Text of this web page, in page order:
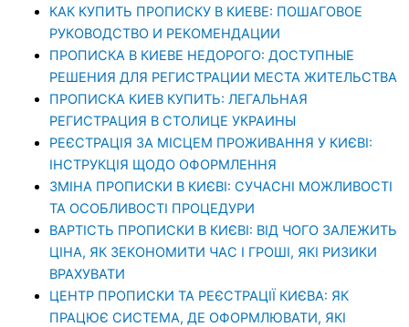
КАК КУПИТЬ ПРОПИСКУ В КИЕВЕ: ПОШАГОВОЕ
РУКОВОДСТВО И РЕКОМЕНДАЦИИ
ПРОПИСКА В КИЕВЕ НЕДОРОГО: ДОСТУПНЫЕ
РЕШЕНИЯ ДЛЯ РЕГИСТРАЦИИ МЕСТА ЖИТЕЛЬСТВА
ПРОПИСКА КИЕВ КУПИТЬ: ЛЕГАЛЬНАЯ
РЕГИСТРАЦИЯ В СТОЛИЦЕ УКРАИНЫ
РЕЄСТРАЦІЯ ЗА МІСЦЕМ ПРОЖИВАННЯ У КИЄВІ:
ІНСТРУКЦІЯ ЩОДО ОФОРМЛЕННЯ
ЗМІНА ПРОПИСКИ В КИЄВІ: СУЧАСНІ МОЖЛИВОСТІ
ТА ОСОБЛИВОСТІ ПРОЦЕДУРИ
ВАРТІСТЬ ПРОПИСКИ В КИЄВІ: ВІД ЧОГО ЗАЛЕЖИТЬ
ЦІНА, ЯК ЗЕКОНОМИТИ ЧАС І ГРОШІ, ЯКІ РИЗИКИ
ВРАХУВАТИ
ЦЕНТР ПРОПИСКИ ТА РЕЄСТРАЦІЇ КИЄВА: ЯК
ПРАЦЮЄ СИСТЕМА, ДЕ ОФОРМЛЮВАТИ, ЯКІ